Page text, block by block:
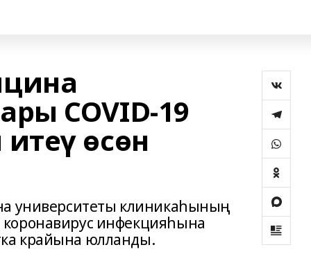
COVID-19
өсөн
университеты клиникаһының
инфекцияһына
крайына юлланды.